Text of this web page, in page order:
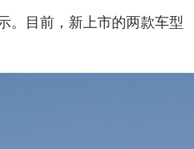
。目前，新上市的两款车型